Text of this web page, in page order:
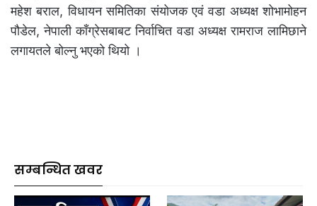
महेश बराल, विधायन समितिका संयोजक एवं वडा अध्यक्ष शोभामोहन
पौडेल, नेपाली काँग्रेसबाबट निर्वाचित वडा अध्यक्ष रामराज लामिछाने
लगायतले बोल्नु भएको थियो ।
सम्बन्धित खवर